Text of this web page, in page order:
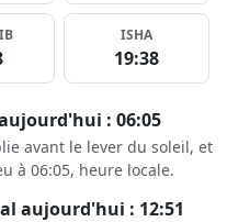
ISHA
19:38
: 06:05
avant le lever du soleil, et
à 06:05, heure locale.
aujourd'hui : 12:51